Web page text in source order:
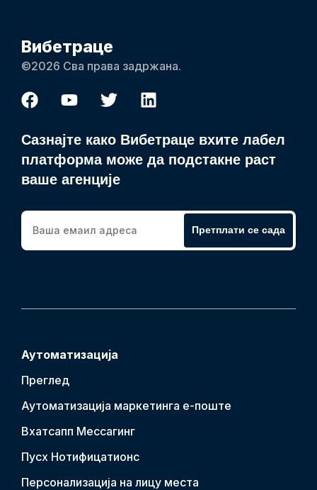
Вибетраце
©2026 Сва права задржана.
Сазнајте како Вибетраце вхите лабел
платформа може да подстакне раст
ваше агенције
Претплати се сада
Аутоматизација
Преглед
Аутоматизација маркетинга е-поште
Вхатсапп Мессагинг
Пусх Нотифицатионс
Персонализација на лицу места